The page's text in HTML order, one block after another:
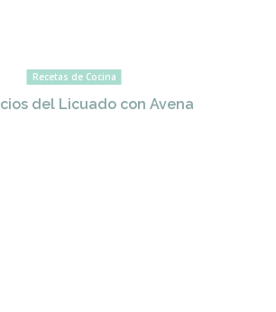
Recetas de Cocina
del Licuado con Avena